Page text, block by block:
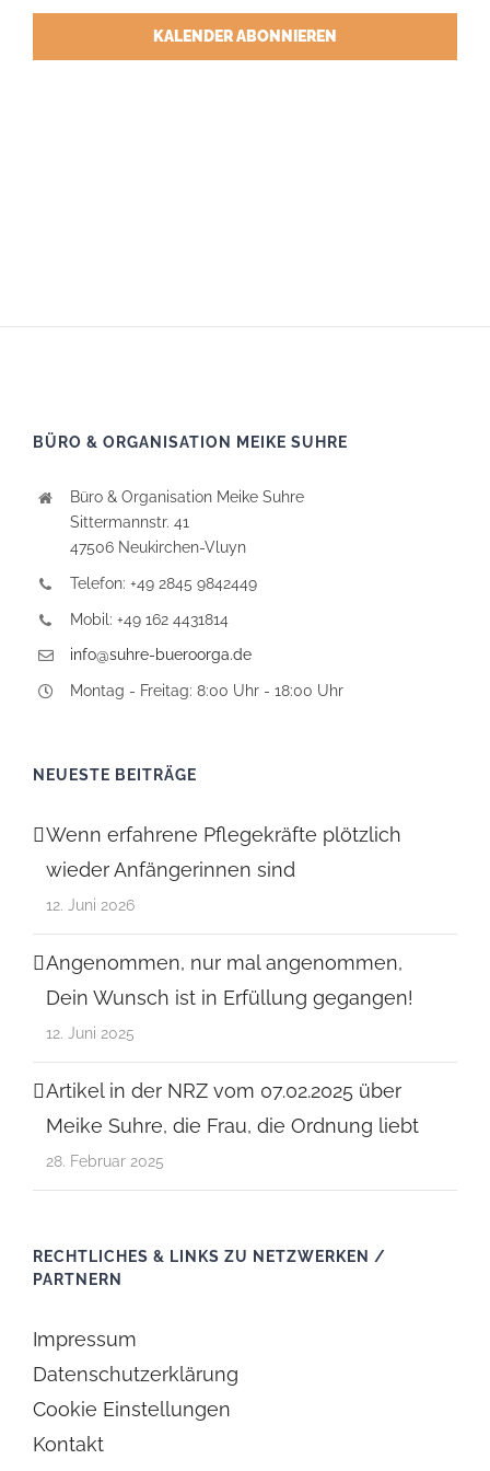
KALENDER ABONNIEREN
BÜRO & ORGANISATION MEIKE SUHRE
Büro & Organisation Meike Suhre
Sittermannstr. 41
47506 Neukirchen-Vluyn
Telefon: +49 2845 9842449
Mobil: +49 162 4431814
info@suhre-bueroorga.de
Montag - Freitag: 8:00 Uhr - 18:00 Uhr
NEUESTE BEITRÄGE
Wenn erfahrene Pflegekräfte plötzlich
wieder Anfängerinnen sind
12. Juni 2026
Angenommen, nur mal angenommen,
Dein Wunsch ist in Erfüllung gegangen!
12. Juni 2025
Artikel in der NRZ vom 07.02.2025 über
Meike Suhre, die Frau, die Ordnung liebt
28. Februar 2025
RECHTLICHES & LINKS ZU NETZWERKEN /
PARTNERN
Impressum
Datenschutzerklärung
Cookie Einstellungen
Kontakt